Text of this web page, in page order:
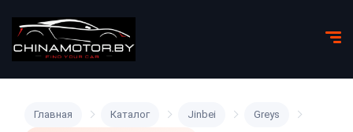
Главная Каталог Jinbei Greys